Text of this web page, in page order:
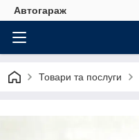
Автогараж
Товари та послуги